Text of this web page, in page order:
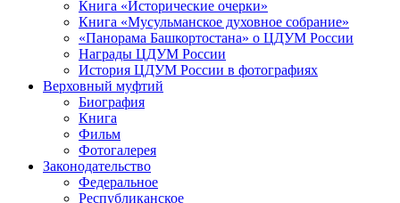
Книга «Исторические очерки»
Книга «Мусульманское духовное собрание»
«Панорама Башкортостана» о ЦДУМ России
Награды ЦДУМ России
История ЦДУМ России в фотографиях
Верховный муфтий
Биография
Книга
Фильм
Фотогалерея
Законодательство
Федеральное
Республиканское